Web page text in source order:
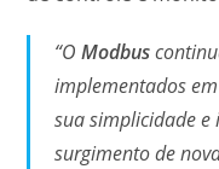
“OModbus
implementados
sua simplicidade
surgimento de